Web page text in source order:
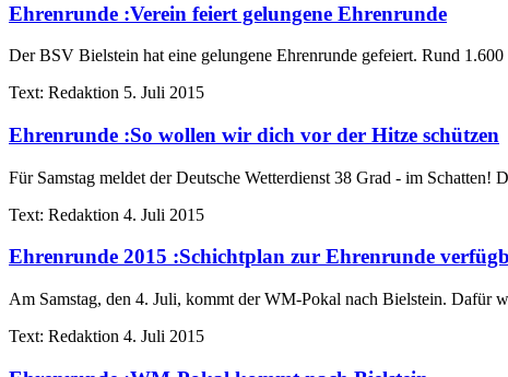
Ehrenrunde :Verein feiert gelungene Ehrenrunde
Der BSV Bielstein hat eine gelungene Ehrenrunde gefeiert. Rund
Text: Redaktion 5. Juli 2015
Ehrenrunde :So wollen wir dich vor der Hitze schützen
Für Samstag meldet der Deutsche Wetterdienst 38 Grad - im Schatten!
Text: Redaktion 4. Juli 2015
Ehrenrunde 2015 :Schichtplan zur Ehrenrunde
Am Samstag, den 4. Juli, kommt der WM-Pokal nach Bielstein. Dafür
Text: Redaktion 4. Juli 2015